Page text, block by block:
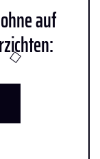
auf